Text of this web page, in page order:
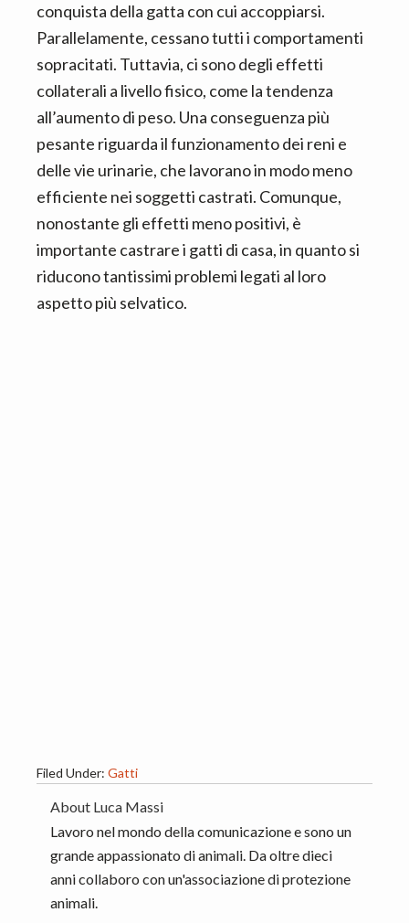
conquista della gatta con cui accoppiarsi.
Parallelamente, cessano tutti i comportamenti
sopracitati. Tuttavia, ci sono degli effetti
collaterali a livello fisico, come la tendenza
all’aumento di peso. Una conseguenza più
pesante riguarda il funzionamento dei reni e
delle vie urinarie, che lavorano in modo meno
efficiente nei soggetti castrati. Comunque,
nonostante gli effetti meno positivi, è
importante castrare i gatti di casa, in quanto si
riducono tantissimi problemi legati al loro
aspetto più selvatico.
Filed Under: Gatti
About Luca Massi
Lavoro nel mondo della comunicazione e sono un
grande appassionato di animali. Da oltre dieci
anni collaboro con un'associazione di protezione
animali.